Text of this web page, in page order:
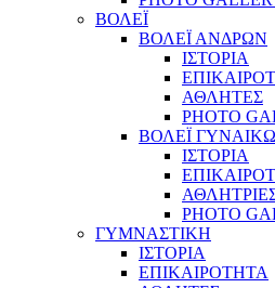
ΒΟΛΕΪ
ΒΟΛΕΪ ΑΝΔΡΩΝ
ΙΣΤΟΡΙΑ
ΑΘΛΗΤΕΣ
PHOTO
ΒΟΛΕΪ
ΙΣΤΟΡΙΑ
PHOTO
ΓΥΜΝΑΣΤΙΚΗ
ΙΣΤΟΡΙΑ
ΕΠΙΚΑΙΡΟΤΗΤΑ